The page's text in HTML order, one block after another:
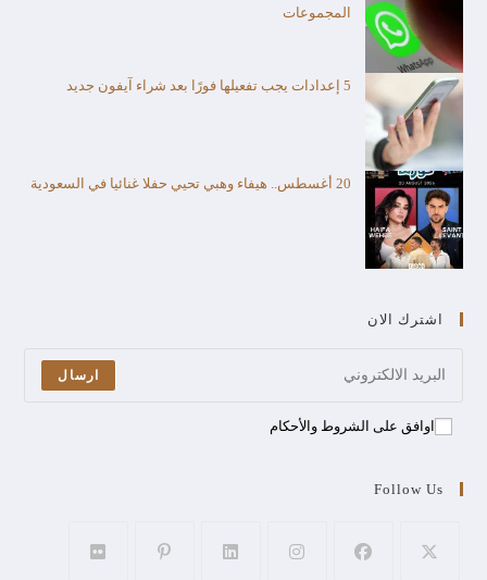
المجموعات
5 إعدادات يجب تفعيلها فورًا بعد شراء آيفون جديد
20 أغسطس.. هيفاء وهبي تحيي حفلا غنائيا في السعودية
اشترك الان
ارسال
اوافق على الشروط والأحكام
Follow Us